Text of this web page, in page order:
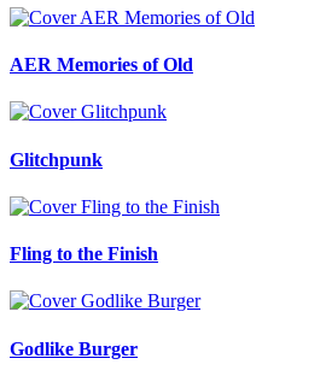
AER Memories of Old
Glitchpunk
Fling to the Finish
Godlike Burger